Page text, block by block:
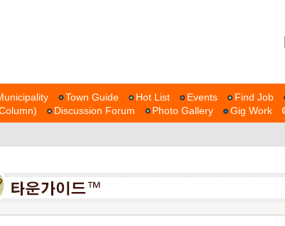
Town Guide Hot List Events Find Job
Discussion Forum Photo Gallery Gig Work